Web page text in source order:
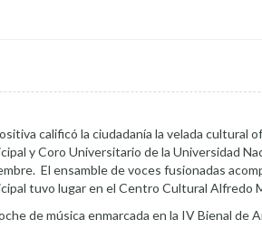
calificó la ciudadanía la velada cultural
y Coro Universitario de la Universidad
El ensamble de voces fusionadas
tuvo lugar en el Centro Cultural Alfredo
de música enmarcada en la IV Bienal de